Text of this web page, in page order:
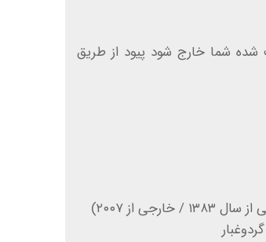
شده شما خارج شود پیود از طریق